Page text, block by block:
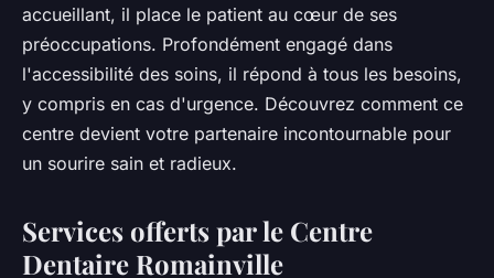
accueillant, il place le patient au cœur de ses
préoccupations. Profondément engagé dans
l'accessibilité des soins, il répond à tous les besoins,
y compris en cas d'urgence. Découvrez comment ce
centre devient votre partenaire incontournable pour
un sourire sain et radieux.
Services offerts par le Centre
Dentaire Romainville